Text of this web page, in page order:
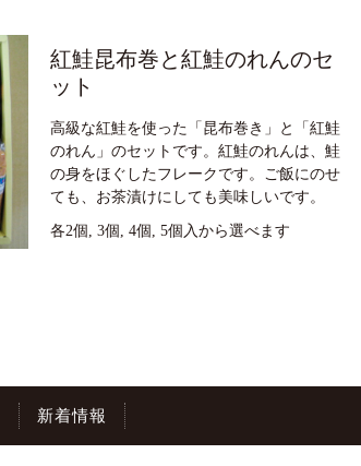
紅鮭昆布巻と紅鮭のれんのセ
ット
高級な紅鮭を使った「昆布巻き」と「紅鮭
のれん」のセットです。紅鮭のれんは、鮭
の身をほぐしたフレークです。ご飯にのせ
ても、お茶漬けにしても美味しいです。
各2個, 3個, 4個, 5個入から選べます
新着情報